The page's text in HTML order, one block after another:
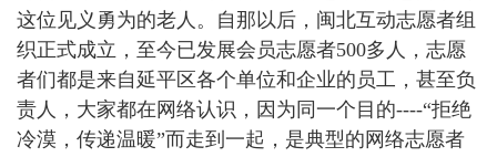
这位见义勇为的老人。自那以后，闽北互动志愿者组
织正式成立，至今已发展会员志愿者500多人，志愿
者们都是来自延平区各个单位和企业的员工，甚至负
责人，大家都在网络认识，因为同一个目的----“拒绝
冷漠，传递温暖”而走到一起，是典型的网络志愿者